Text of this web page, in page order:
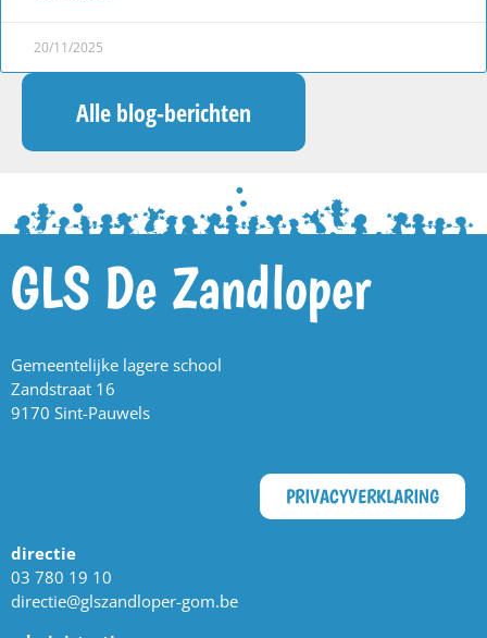
20/11/2025
Alle blog-berichten
GLS De Zandloper
Gemeentelijke lagere school
Zandstraat 16
9170 Sint-Pauwels
PRIVACYVERKLARING
directie
03 780 19 10
directie@glszandloper-gom.be